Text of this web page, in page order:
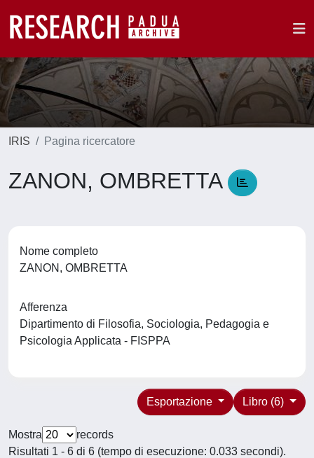
IRIS Pagina ricercatore
ZANON, OMBRETTA
Nome completo
ZANON, OMBRETTA
Afferenza
Dipartimento di Filosofia, Sociologia, Pedagogia e
Psicologia Applicata - FISPPA
Libro (6)
Esportazione
Mostra
records
Risultati 1 - 6 di 6 (tempo di esecuzione: 0.033 secondi).